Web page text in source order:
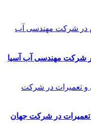
شرکت مهندسی آب آسیا
تعمیرات در شرکت جهان